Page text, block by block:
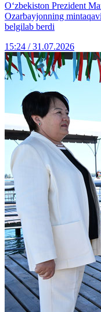
Oʻzbekiston Prezident
Ozarbayjonning
belgilab berdi
15:24 / 31.07.2026